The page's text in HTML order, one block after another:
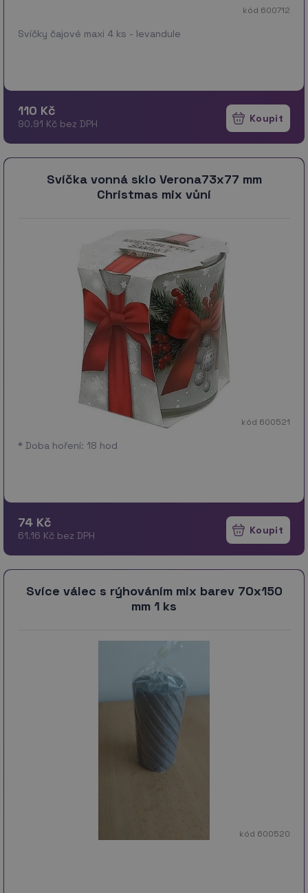
kód 600712
Svíčky čajové maxi 4 ks - levandule
110 Kč
90.91 Kč bez DPH
Svíčka vonná sklo Verona73x77 mm
Christmas mix vůní
kód 600521
* Doba hoření: 18 hod
74 Kč
61.16 Kč bez DPH
Svíce válec s rýhováním mix barev 70x150
mm 1 ks
kód 600520